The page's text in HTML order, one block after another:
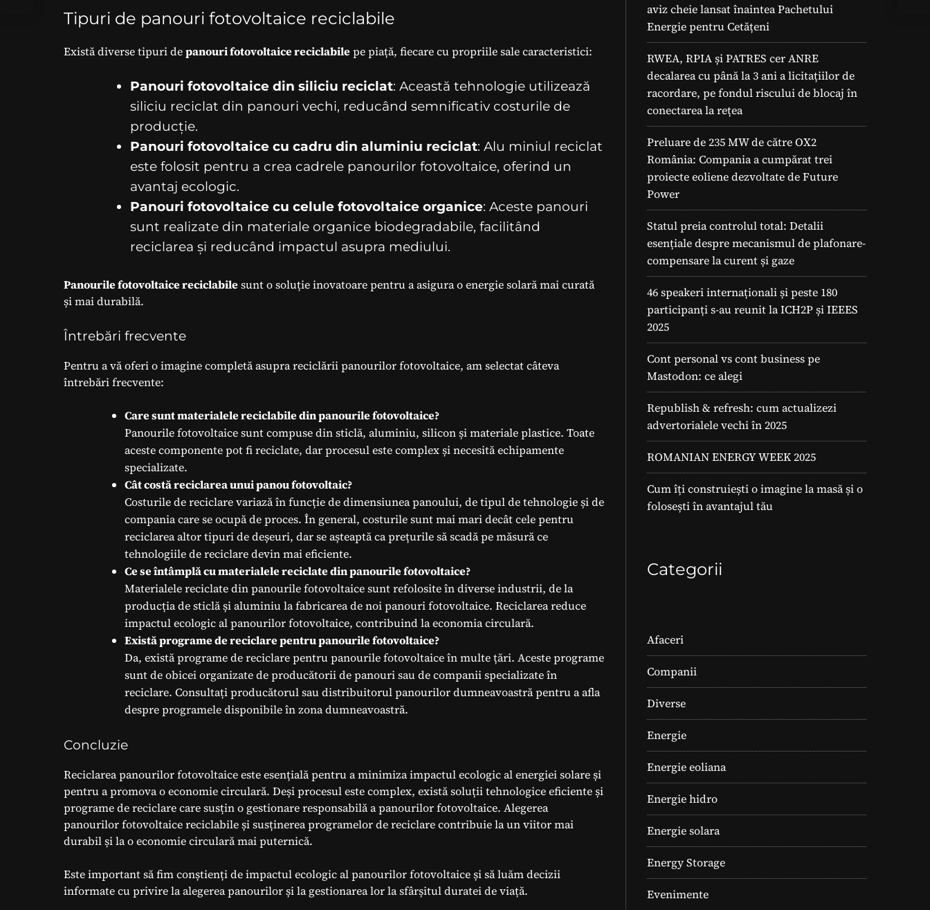
Tipuri de panouri fotovoltaice reciclabile
Există diverse tipuri depanouri fotovoltaice reciclabilepe piață, fiecare cu propriile sale caracteristici:
Panouri fotovoltaice din siliciu reciclat: Această tehnologie utilizează
siliciu reciclat din panouri vechi, reducând semnificativ costurile de
producție.
Panouri fotovoltaice cu cadru din aluminiu reciclat: Alu miniul reciclat
este folosit pentru a crea cadrele panourilor fotovoltaice, oferind un
avantaj ecologic.
Panouri fotovoltaice cu celule fotovoltaice organice: Aceste panouri
sunt realizate din materiale organice biodegradabile, facilitând
reciclarea și reducând impactul asupra mediului.
Panourile fotovoltaice reciclabilesunt o soluție inovatoare pentru a asigura o energie solară mai curată
și mai durabilă.
Întrebări frecvente
Pentru a vă oferi o imagine completă asupra reciclării panourilor fotovoltaice, am selectat câteva
întrebări frecvente:
Care sunt materialele reciclabile din panourile fotovoltaice?
Panourile fotovoltaice sunt compuse din sticlă, aluminiu, silicon și materiale plastice. Toate
aceste componente pot fi reciclate, dar procesul este complex și necesită echipamente
specializate.
Cât costă reciclarea unui panou fotovoltaic?
Costurile de reciclare variază în funcție de dimensiunea panoului, de tipul de tehnologie și de
compania care se ocupă de proces. În general, costurile sunt mai mari decât cele pentru
reciclarea altor tipuri de deșeuri, dar se așteaptă ca prețurile să scadă pe măsură ce
tehnologiile de reciclare devin mai eficiente.
Ce se întâmplă cu materialele reciclate din panourile fotovoltaice?
Materialele reciclate din panourile fotovoltaice sunt refolosite în diverse industrii, de la
producția de sticlă și aluminiu la fabricarea de noi panouri fotovoltaice. Reciclarea reduce
impactul ecologic al panourilor fotovoltaice, contribuind la economia circulară.
Există programe de reciclare pentru panourile fotovoltaice?
Da, există programe de reciclare pentru panourile fotovoltaice în multe țări. Aceste programe
sunt de obicei organizate de producătorii de panouri sau de companii specializate în
reciclare. Consultați producătorul sau distribuitorul panourilor dumneavoastră pentru a afla
despre programele disponibile în zona dumneavoastră.
Concluzie
Reciclarea panourilor fotovoltaice este esențială pentru a minimiza impactul ecologic al energiei solare și
pentru a promova o economie circulară. Deși procesul este complex, există soluții tehnologice eficiente și
programe de reciclare care susțin o gestionare responsabilă a panourilor fotovoltaice. Alegerea
panourilor fotovoltaice reciclabile și susținerea programelor de reciclare contribuie la un viitor mai
durabil și la o economie circulară mai puternică.
Este important să fim conștienți de impactul ecologic al panourilor fotovoltaice și să luăm decizii
informate cu privire la alegerea panourilor și la gestionarea lor la sfârșitul duratei de viață.
aviz cheie lansat înaintea Pachetului
Energie pentru Cetățeni
RWEA, RPIA și PATRES cer ANRE
decalarea cu până la 3 ani a licitațiilor de
racordare, pe fondul riscului de blocaj în
conectarea la rețea
Preluare de 235 MW de către OX2
România: Compania a cumpărat trei
proiecte eoliene dezvoltate de Future
Power
Statul preia controlul total: Detalii
esențiale despre mecanismul de plafonare-
compensare la curent și gaze
46 speakeri internaționali și peste 180
participanți s-au reunit la ICH2P și IEEES
2025
Cont personal vs cont business pe
Mastodon: ce alegi
Republish & refresh: cum actualizezi
advertorialele vechi în 2025
ROMANIAN ENERGY WEEK 2025
Cum îți construiești o imagine la masă și o
folosești în avantajul tău
Categorii
Afaceri
Companii
Diverse
Energie
Energie eoliana
Energie hidro
Energie solara
Energy Storage
Evenimente